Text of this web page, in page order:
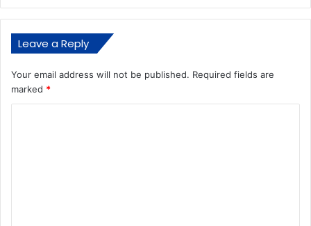
Leave a Reply
Your email address will not be published. Required fields are
marked *